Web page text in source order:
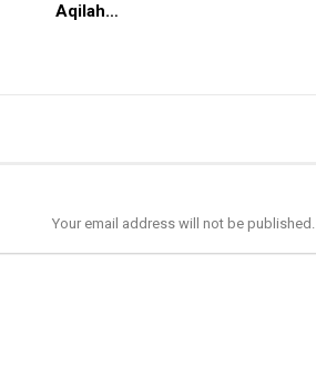
Aqilah…
Your email address will not be published.